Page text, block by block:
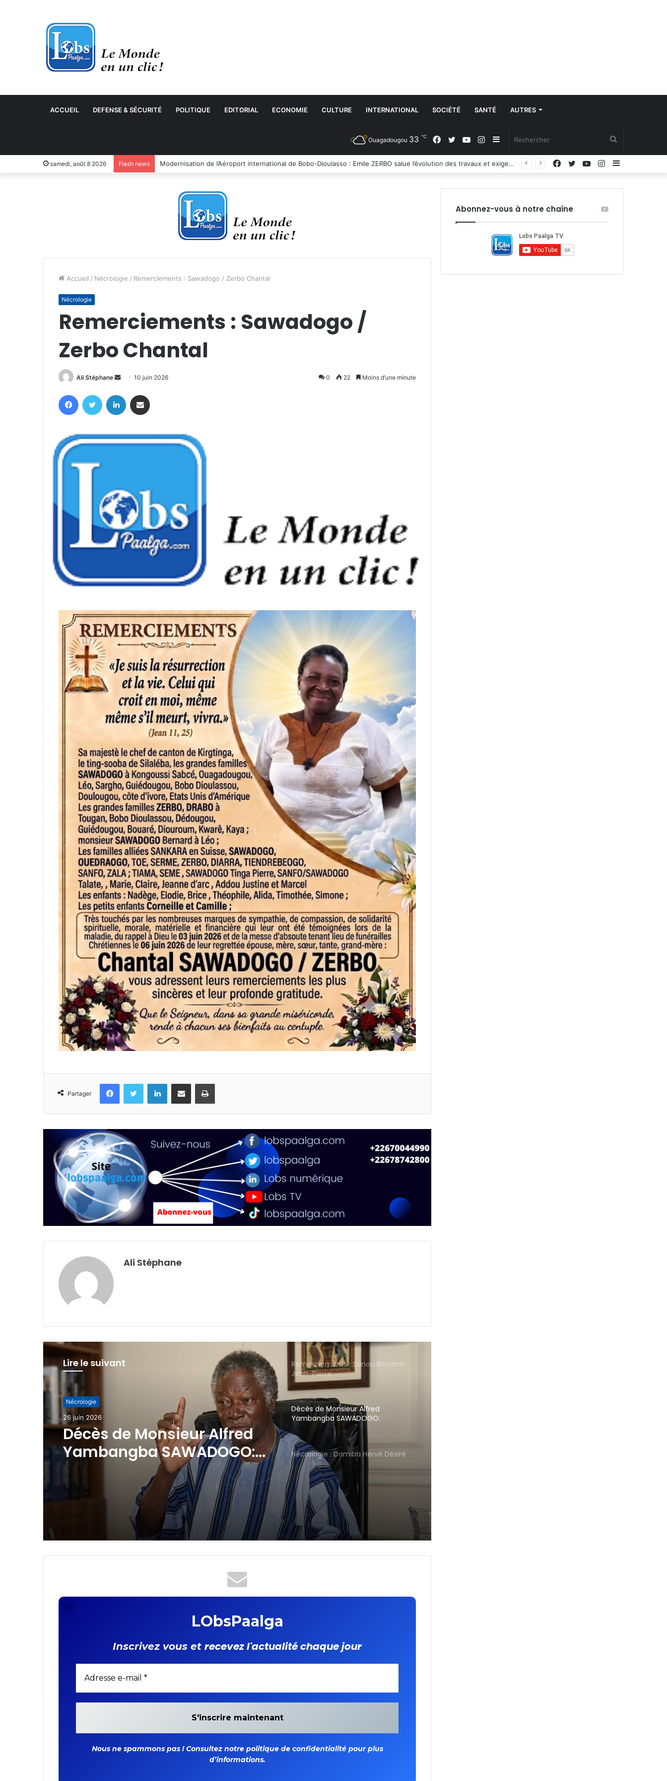
ACCUEIL DEFENSE & SÉCURITÉ POLITIQUE EDITORIAL ECONOMIE CULTURE INTERNATIONAL SOCIÉTÉ SANTÉ AUTRES
Sidebar
(barre
Instagram
YouTube
Twitter
Facebook
Ouagadougou 33 ℃
samedi, août 8 2026 Flash news Lancement de la formation civique et militaire : 2300 appelés salariés outillés sur les valeurs citoyennes et patriotiques
Sidebar
Instagram
YouTube
Twitter
Facebook
Accueil / Nécrologie / Remerciements : Sawadogo / Zerbo Chantal
Nécrologie
Remerciements : Sawadogo /
Zerbo Chantal
Ali Stéphane
Envoyer
courriel
10 juin 2026 0 22 Moins d’une minute
FacebookTwitter Linkedin
Partager
FacebookTwitter LinkedinPartager par email Imprimer
Ali Stéphane
Lire le suivant
Nécrologie
26 juin 2026
Décès de Monsieur Alfred
Yambangba SAWADOGO:
Remerciements et faire-
part
Nécrologie
11 juin 2026
Nécrologie : Damiba Hervé
Désiré
Remerciements : Sanou Boroma
Jean-Pierre
Décès de Monsieur Alfred
Yambangba SAWADOGO:
Remerciements et faire-part
Nécrologie : Damiba Hervé Désiré
LObsPaalga
Inscrivez vous et recevez l'actualité chaque jour
Nous ne spammons pas ! Consultez notre politique de confidentialité pour plus
d’informations.
Abonnez-vous à notre chaîne